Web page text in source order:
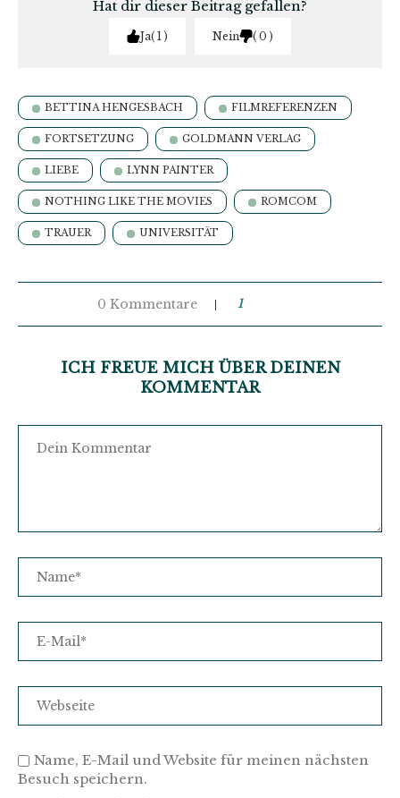
Hat dir dieser Beitrag gefallen?
Ja 1 Nein 0
BETTINA HENGESBACH FILMREFERENZEN
FORTSETZUNG GOLDMANN VERLAG
LIEBE LYNN PAINTER
NOTHING LIKE THE MOVIES ROMCOM
TRAUER UNIVERSITÄT
0 Kommentare 1
ICH FREUE MICH ÜBER DEINEN
KOMMENTAR
Name, E-Mail und Website für meinen nächsten
Besuch speichern.